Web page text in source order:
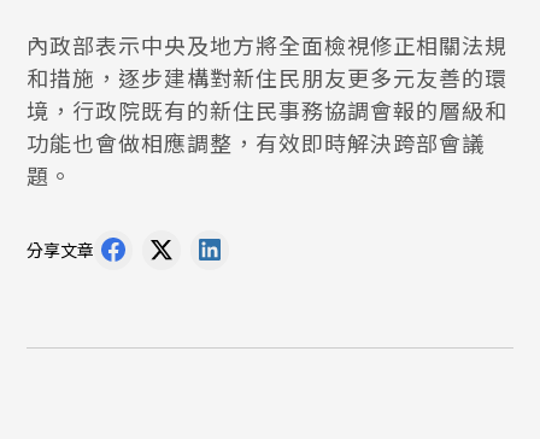
內政部表示中央及地方將全面檢視修正相關法規
和措施，逐步建構對新住民朋友更多元友善的環
境，行政院既有的新住民事務協調會報的層級和
功能也會做相應調整，有效即時解決跨部會議
題。
分享文章